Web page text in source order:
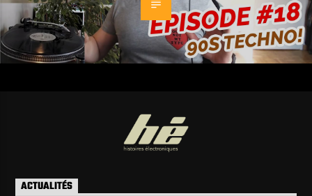
ACTUALITÉS